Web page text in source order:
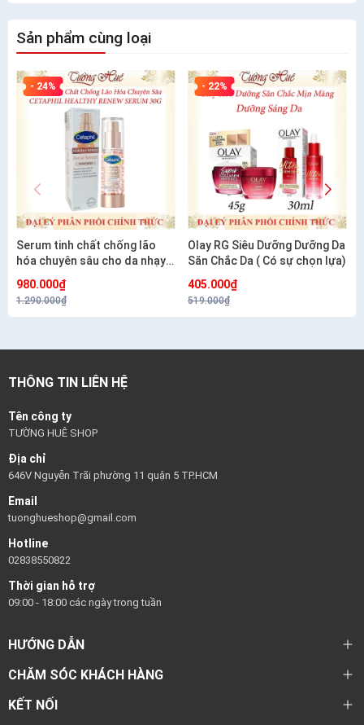
Sản phẩm cùng loại
- 24%
Serum tinh chất chống lão
hóa chuyên sâu cho da nhạy
cảm CETAPHIL HEALTHY
RENEW SERUM 30G
980.000₫
1.290.000₫
- 22%
Olay RG Siêu Dưỡng Dưỡng Da
Săn Chắc Da ( Có sự chọn lựa)
405.000₫
519.000₫
THÔNG TIN LIÊN HỆ
Tên công ty
TƯỜNG HUÊ SHOP
Địa chỉ
646V Nguyễn Trãi phường 11 quận 5 TP.HCM
Email
tuonghueshop@gmail.com
Hotline
02838550822
Thời gian hỗ trợ
09:00 - 18:00 các ngày trong tuần
HƯỚNG DẪN
CHĂM SÓC KHÁCH HÀNG
KẾT NỐI